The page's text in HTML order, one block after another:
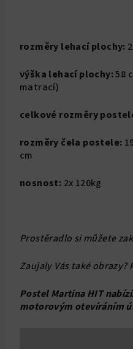
rozměry lehací plochy:
výška lehací plochy:58
matrací)
celkové rozměry
rozměry čela postele:
cm
nosnost: 2x 120kg
Prostěradlo si můžete
Zaujaly Vás také obrazy?
Postel Martina HIT
motorovým otevíráním